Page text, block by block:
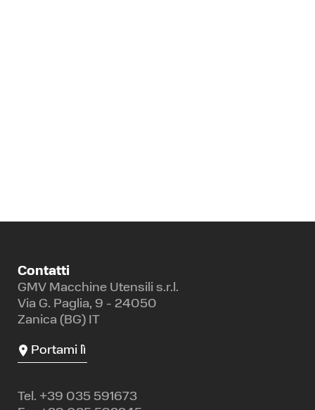
Contatti
GMV Macchine Utensili s.r.l.
Via G. Paglia, 9 - 24050
Zanica (BG) IT
Portami lì
Tel. +39 035 591673